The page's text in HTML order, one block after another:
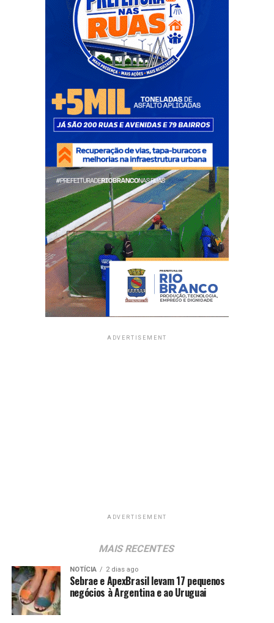
ADVERTISEMENT
ADVERTISEMENT
MAIS RECENTES
NOTÍCIA 2 dias ago
Sebrae e ApexBrasil levam 17 pequenos
negócios à Argentina e ao Uruguai